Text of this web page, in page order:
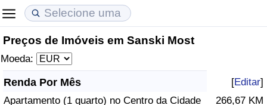
Preços de Imóveis em Sanski Most
Moeda:
Renda Por Mês [Editar]
Apartamento (1 quarto) no Centro da Cidade
266,67 KM
Custo de Vida
Indicador de Custo de Vida (Atual)
Preços de Imóveis
Indicador de Preços de Imóveis (Atual)
Qualidade de Vida
Indicador de Qualidade de Vida